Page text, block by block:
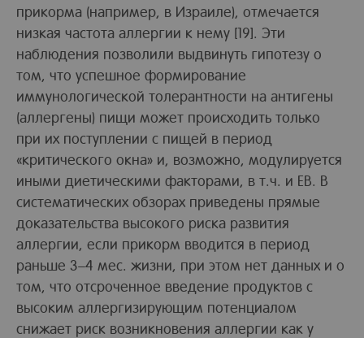
прикорма (например, в Израиле), отмечается
низкая частота аллергии к нему [19]. Эти
наблюдения позволили выдвинуть гипотезу о
том, что успешное формирование
иммунологической толерантности на антигены
(аллергены) пищи может происходить только
при их поступлении с пищей в период
«критического окна» и, возможно, модулируется
иными диетическими факторами, в т.ч. и ЕВ. В
систематических обзорах приведены прямые
доказательства высокого риска развития
аллергии, если прикорм вводится в период
раньше 3–4 мес. жизни, при этом нет данных и о
том, что отсроченное введение продуктов с
высоким аллергизирующим потенциалом
снижает риск возникновения аллергии как у